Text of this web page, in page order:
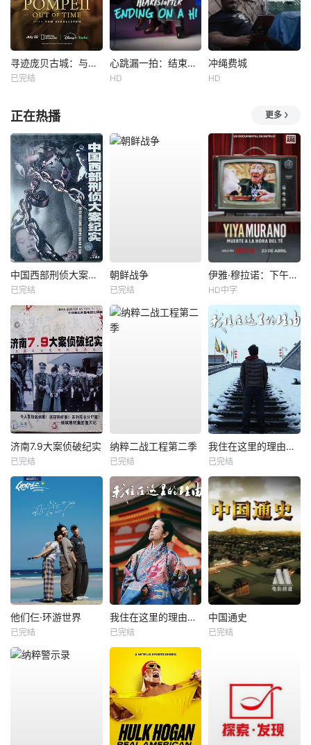
寻迹庞贝古城：与汤姆·希德勒斯顿同行
已完结
心跳漏一拍：结束在一声嗨
HD
冲绳费城
HD
正在热播 更多
中国西部刑侦大案纪实
已完结
朝鲜战争
已完结
伊雅·穆拉诺：下午茶杀机
HD中字
济南7.9大案侦破纪实
已完结
纳粹二战工程第二季
已完结
我住在这里的理由第三季
已完结
他们仨·环游世界
已完结
我住在这里的理由第二季
已完结
中国通史
已完结